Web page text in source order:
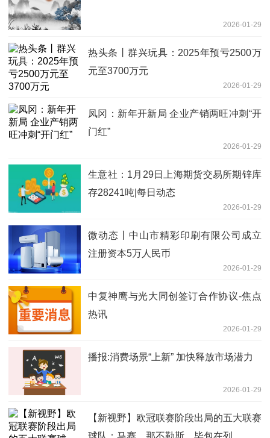
2026-01-29
热头条丨群兴玩具：2025年预亏2500万
元至3700万元
2026-01-29
凤冈：新年开新局 企业产销两旺冲刺“开
门红”
2026-01-29
生意社：1月29日上海期货交易所期锌库
存28241吨|每日动态
2026-01-29
微动态丨中山市精彩印刷有限公司成立
注册资本5万人民币
2026-01-29
中复神鹰与光大同创签订合作协议-焦点
热讯
2026-01-29
播报:消费场景“上新” 加快释放市场潜力
2026-01-29
【新视野】欧冠联赛阶段出局的五大联赛
球队：马赛、那不勒斯、毕包在列